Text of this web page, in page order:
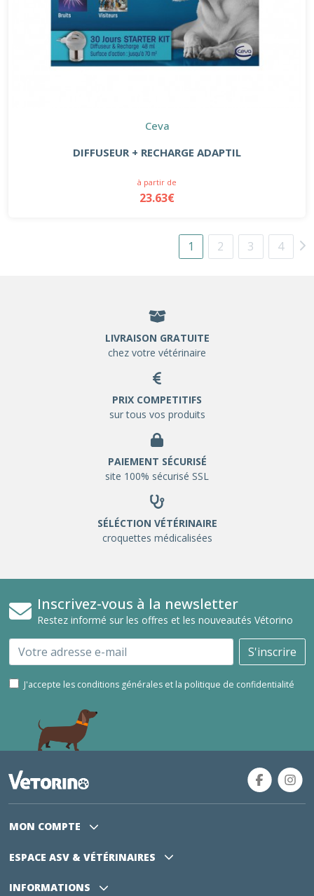
Ceva
DIFFUSEUR + RECHARGE ADAPTIL
à partir de
23.63€
1 2 3 4
LIVRAISON GRATUITE
chez votre vétérinaire
PRIX COMPETITIFS
sur tous vos produits
PAIEMENT SÉCURISÉ
site 100% sécurisé SSL
SÉLÉCTION VÉTÉRINAIRE
croquettes médicalisées
Inscrivez-vous à la newsletter
Restez informé sur les offres et les nouveautés Vétorino
Email S'inscrire
J'accepte les conditions générales et la politique de confidentialité
MON COMPTE
ESPACE ASV & VÉTÉRINAIRES
INFORMATIONS